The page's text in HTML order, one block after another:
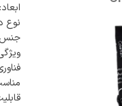
ابعاد: 44×20
نوع
جنس